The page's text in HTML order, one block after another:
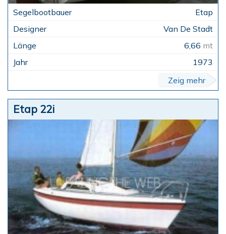
Etap
Van De Stadt
6,66 mt
1973
Zeig mehr
Etap 22i